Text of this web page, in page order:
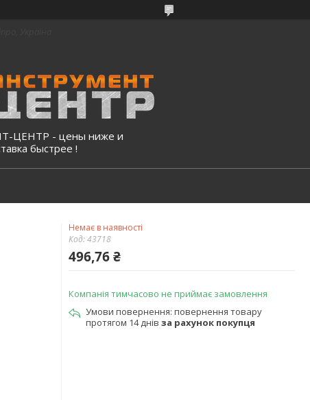
ЦЕНТР - цены ниже и
быстрее !
Немає в наявності
Код:43718
496,76 ₴
Компанія тимчасово не приймає замовлення
повернення товару
протягом 14 днів за рахунок покупця